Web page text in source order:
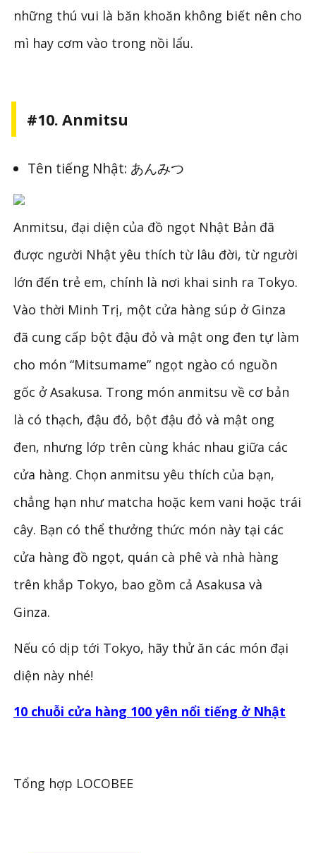
những thú vui là băn khoăn không biết nên cho
mì hay cơm vào trong nồi lẩu.
#10. Anmitsu
Tên tiếng Nhật: あんみつ
Anmitsu, đại diện của đồ ngọt Nhật Bản đã
được người Nhật yêu thích từ lâu đời, từ người
lớn đến trẻ em, chính là nơi khai sinh ra Tokyo.
Vào thời Minh Trị, một cửa hàng súp ở Ginza
đã cung cấp bột đậu đỏ và mật ong đen tự làm
cho món “Mitsumame” ngọt ngào có nguồn
gốc ở Asakusa. Trong món anmitsu về cơ bản
là có thạch, đậu đỏ, bột đậu đỏ và mật ong
đen, nhưng lớp trên cùng khác nhau giữa các
cửa hàng. Chọn anmitsu yêu thích của bạn,
chẳng hạn như matcha hoặc kem vani hoặc trái
cây. Bạn có thể thưởng thức món này tại các
cửa hàng đồ ngọt, quán cà phê và nhà hàng
trên khắp Tokyo, bao gồm cả Asakusa và
Ginza.
Nếu có dịp tới Tokyo, hãy thử ăn các món đại
diện này nhé!
10 chuỗi cửa hàng 100 yên nổi tiếng ở Nhật
Tổng hợp LOCOBEE